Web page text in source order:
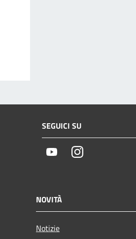
SEGUICI SU
YoutubeInstagram
NOVITÀ
Notizie